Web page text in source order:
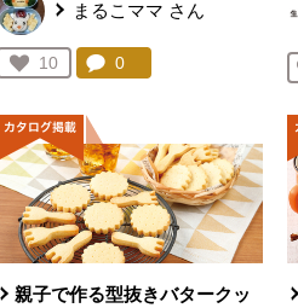
まるこママ さん
お気に入り登録：
10
人が登録
コメント：
0
親子で作る型抜きバタークッ